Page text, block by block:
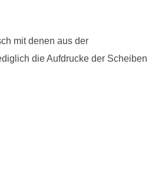
mit denen aus der
die Aufdrucke der Scheiben